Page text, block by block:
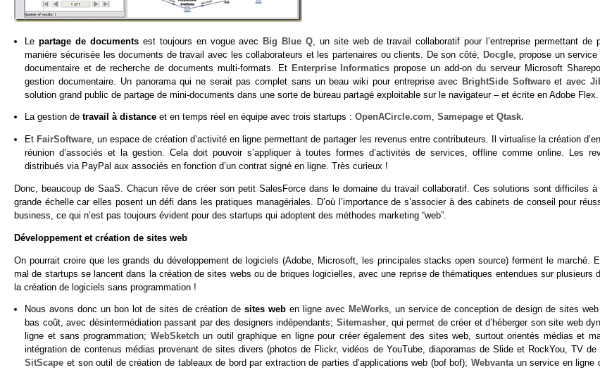
Lepartage de documents est toujours en vogue avec Big Blue Q , un site web de travail collaboratif pour l’entreprise permettant de
manière sécurisée les documents de travail avec les collaborateurs et les partenaires ou clients. De son côté, Docgle, propose un
documentaire et de recherche de documents multi-formats. Et Enterprise Informatics propose un add-on du serveur Microsoft
gestion documentaire. Un panorama qui ne serait pas complet sans un beau wiki pour entreprise avec BrightSide Softwareet avec
solution grand public de partage de mini-documents dans une sorte de bureau partagé exploitable sur le navigateur – et écrite en Adobe Flex.
La gestion detravail à distance et en temps réel en équipe avec trois startups :OpenACircle.com,Samepage etQtask.
Et FairSoftware, un espace de création d’activité en ligne permettant de partager les revenus entre contributeurs. Il virtualise la création
réunion d’associés et la gestion. Cela doit pouvoir s’appliquer à toutes formes d’activités de services, offline comme online. Les
distribués via PayPal aux associés en fonction d’un contrat signé en ligne. Très curieux !
Donc, beaucoup de SaaS. Chacun rêve de créer son petit SalesForce dans le domaine du travail collaboratif. Ces solutions sont difficiles à
grande échelle car elles posent un défi dans les pratiques managériales. D’où l’importance de s’associer à des cabinets de conseil pour
business, ce qui n’est pas toujours évident pour des startups qui adoptent des méthodes marketing “web”.
Développement et création de sites web
On pourrait croire que les grands du développement de logiciels (Adobe, Microsoft, les principales stacks open source) ferment le marché.
mal de startups se lancent dans la création de sites webs ou de briques logicielles, avec une reprise de thématiques entendues sur plusieurs
la création de logiciels sans programmation !
Nous avons donc un bon lot de sites de création desites web en ligne avec MeWorks, un service de conception de design de sites
bas coût, avec désintermédiation passant par des designers indépendants; Sitemasher, qui permet de créer et d’héberger son site web
ligne et sans programmation; WebSketchun outil graphique en ligne pour créer également des sites web, surtout orientés médias et
intégration de contenus médias provenant de sites divers (photos de Flickr, vidéos de YouTube, diaporamas de Slide et RockYou, TV de
SitScape et son outil de création de tableaux de bord par extraction de parties d’applications web (bof bof);Webvantaun service en ligne